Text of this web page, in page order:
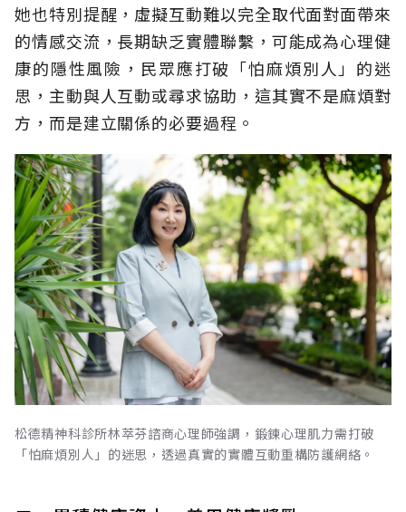
她也特別提醒，虛擬互動難以完全取代面對面帶來
的情感交流，長期缺乏實體聯繫，可能成為心理健
康的隱性風險，民眾應打破「怕麻煩別人」的迷
思，主動與人互動或尋求協助，這其實不是麻煩對
方，而是建立關係的必要過程。
松德精神科診所林萃芬諮商心理師強調，鍛鍊心理肌力需打破
「怕麻煩別人」的迷思，透過真實的實體互動重構防護網絡。